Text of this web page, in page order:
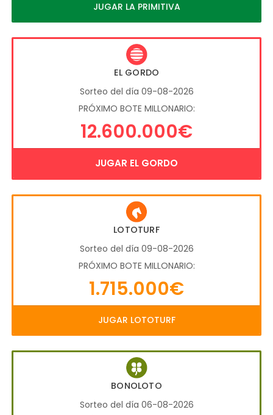
JUGAR LA PRIMITIVA
EL GORDO
Sorteo del día 09-08-2026
PRÓXIMO BOTE MILLONARIO:
12.600.000€
JUGAR EL GORDO
LOTOTURF
Sorteo del día 09-08-2026
PRÓXIMO BOTE MILLONARIO:
1.715.000€
JUGAR LOTOTURF
BONOLOTO
Sorteo del día 06-08-2026